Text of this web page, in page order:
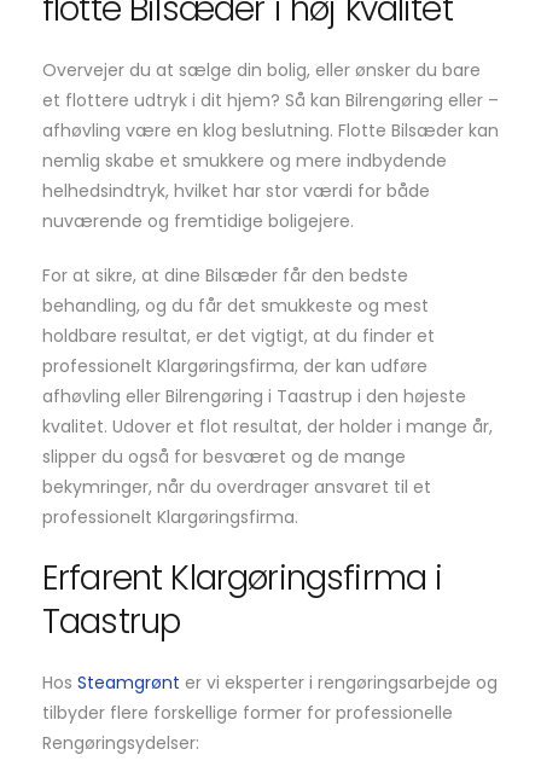
Overvejer du at sælge din bolig, eller ønsker du bare
et flottere udtryk i dit hjem? Så kan Bilrengøring eller –
afhøvling være en klog beslutning. Flotte Bilsæder kan
nemlig skabe et smukkere og mere indbydende
helhedsindtryk, hvilket har stor værdi for både
nuværende og fremtidige boligejere.
For at sikre, at dine Bilsæder får den bedste
behandling, og du får det smukkeste og mest
holdbare resultat, er det vigtigt, at du finder et
professionelt Klargøringsfirma, der kan udføre
afhøvling eller Bilrengøring i Taastrup i den højeste
kvalitet. Udover et flot resultat, der holder i mange år,
slipper du også for besværet og de mange
bekymringer, når du overdrager ansvaret til et
professionelt Klargøringsfirma.
Erfarent Klargøringsfirma i
Taastrup
Hos Steamgrønt er vi eksperter i rengøringsarbejde og
tilbyder flere forskellige former for professionelle
Rengøringsydelser: